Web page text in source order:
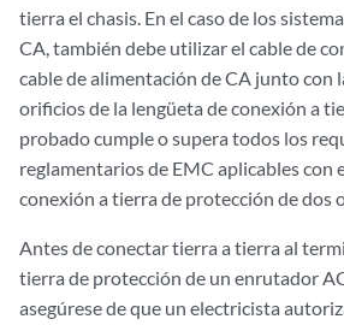
tierra el chasis. En el caso de los
CA, también debe utilizar el cable de
cable de alimentación de CA junto con
orificios de la lengüeta de conexión a
probado cumple o supera todos los
reglamentarios de EMC aplicables con
conexión a tierra de protección de dos
Antes de conectar tierra a tierra al
tierra de protección de un enrutador
asegúrese de que un electricista